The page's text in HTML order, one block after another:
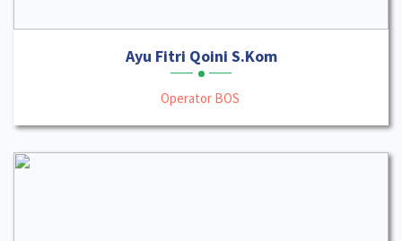
Ayu Fitri Qoini S.Kom
Operator BOS